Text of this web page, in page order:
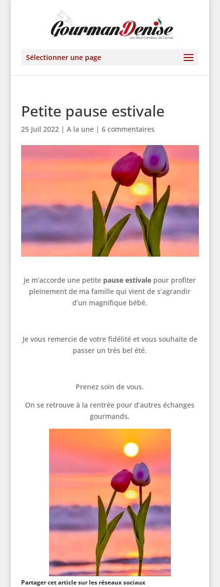
Sélectionner une page
Petite pause estivale
25 Juil 2022| A la une| 6 commentaires
je m’accorde une petite pause estivale pour profiter
pleinement de ma famille qui vient de s’agrandir
d’un magnifique bébé.
Je vous remercie de votre fidélité et vous souhaite de
passer un très bel été.
Prenez soin de vous.
On se retrouve à la rentrée pour d’autres échanges
gourmands.
Partager cet article sur les réseaux sociaux